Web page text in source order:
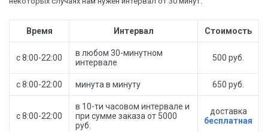
Время Интервал Стоимость
с 8:00-22:00
в любом 30-минутном
интервале
500 руб.
с 8:00-22:00 минута в минуту 650 руб.
с 8:00-22:00
в 10-ти часовом интервале и
при сумме заказа от 5000
руб.
доставка
бесплатная